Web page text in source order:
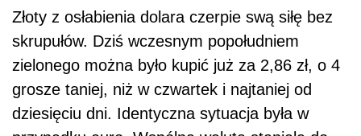
Złoty z osłabienia dolara czerpie swą siłę bez
skrupułów. Dziś wczesnym popołudniem
zielonego można było kupić już za 2,86 zł, o 4
grosze taniej, niż w czwartek i najtaniej od
dziesięciu dni. Identyczna sytuacja była w